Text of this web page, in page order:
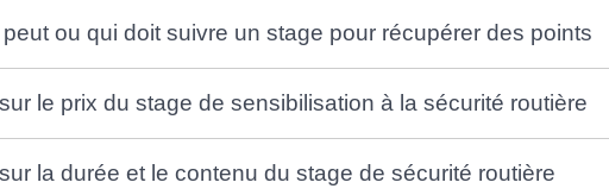
ou qui doit suivre un stage pour récupérer des points
le prix du stage de sensibilisation à la sécurité routière
la durée et le contenu du stage de sécurité routière